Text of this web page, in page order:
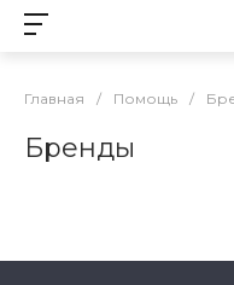
Главная / Помощь /
Бренды